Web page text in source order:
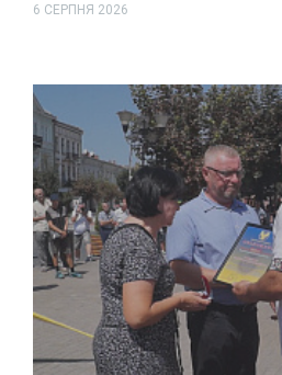
6 СЕРПНЯ 2026